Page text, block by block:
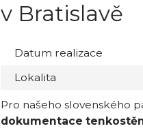
v Bratislavě
Datum realizace
Lokalita
Pro našeho slovenského
dokumentace